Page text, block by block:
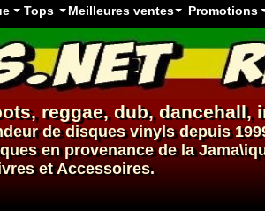
Tops Meilleures ventes Promotions
reggae, dub, dancehall,
dedisques vinylsdepuis
en provenance de la
et Accessoires.